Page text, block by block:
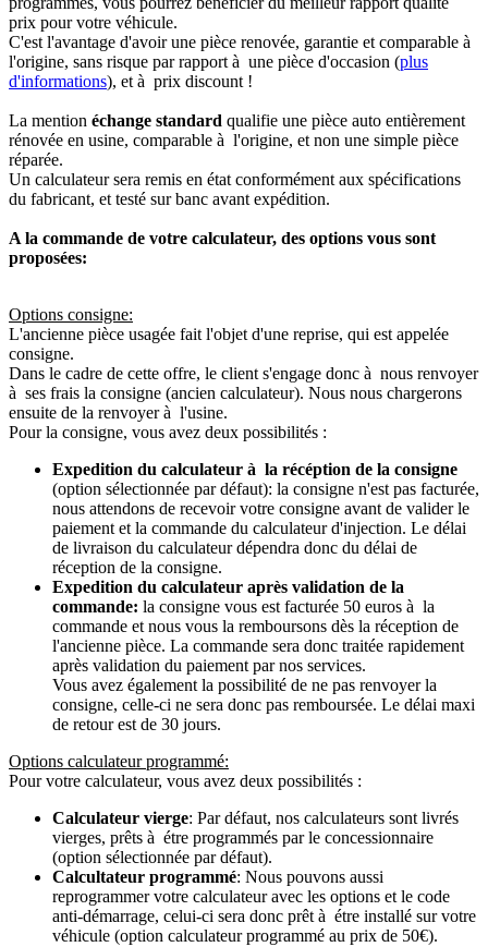
prix pour votre véhicule.
C'est l'avantage d'avoir une pièce renovée, garantie et comparable à
l'origine, sans risque par rapport à une pièce d'occasion (plus
d'informations), et à prix discount !
La mention échange standard qualifie une pièce auto entièrement
rénovée en usine, comparable à l'origine, et non une simple pièce
réparée.
Un calculateur sera remis en état conformément aux spécifications
du fabricant, et testé sur banc avant expédition.
A la commande de votre calculateur, des options vous sont
proposées:
Options consigne:
L'ancienne pièce usagée fait l'objet d'une reprise, qui est appelée
consigne.
Dans le cadre de cette offre, le client s'engage donc à nous renvoyer
à ses frais la consigne (ancien calculateur). Nous nous chargerons
ensuite de la renvoyer à l'usine.
Pour la consigne, vous avez deux possibilités :
Expedition du calculateur à la récéption de la consigne
(option sélectionnée par défaut): la consigne n'est pas facturée,
nous attendons de recevoir votre consigne avant de valider le
paiement et la commande du calculateur d'injection. Le délai
de livraison du calculateur dépendra donc du délai de
réception de la consigne.
Expedition du calculateur après validation de la
commande: la consigne vous est facturée 50 euros à la
commande et nous vous la remboursons dès la réception de
l'ancienne pièce. La commande sera donc traitée rapidement
après validation du paiement par nos services.
Vous avez également la possibilité de ne pas renvoyer la
consigne, celle-ci ne sera donc pas remboursée. Le délai maxi
de retour est de 30 jours.
Options calculateur programmé:
Pour votre calculateur, vous avez deux possibilités :
Calculateur vierge: Par défaut, nos calculateurs sont livrés
vierges, prêts à étre programmés par le concessionnaire
(option sélectionnée par défaut).
Calcultateur programmé: Nous pouvons aussi
reprogrammer votre calculateur avec les options et le code
anti-démarrage, celui-ci sera donc prêt à étre installé sur votre
véhicule (option calculateur programmé au prix de 50€).